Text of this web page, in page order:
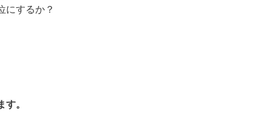
にするか？
。